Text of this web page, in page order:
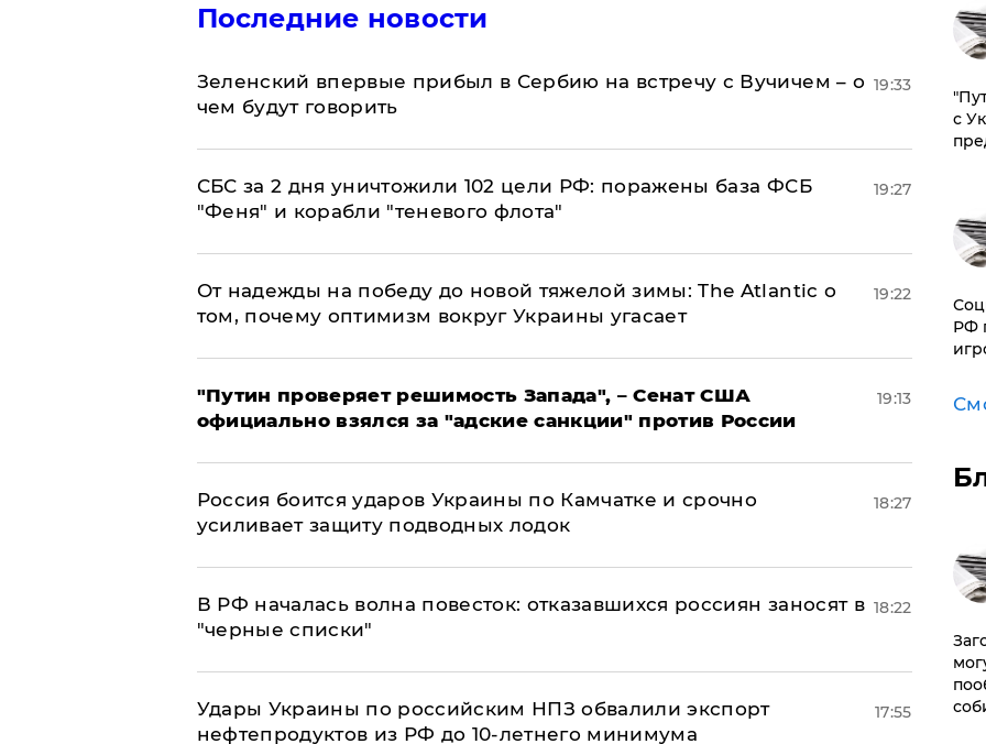
Последние новости
Зеленский впервые прибыл в Сербию на встречу с Вучичем – о
чем будут говорить
19:33
СБС за 2 дня уничтожили 102 цели РФ: поражены база ФСБ
"Феня" и корабли "теневого флота"
19:27
От надежды на победу до новой тяжелой зимы: The Atlantic о
том, почему оптимизм вокруг Украины угасает
19:22
"Путин проверяет решимость Запада", – Сенат США
официально взялся за "адские санкции" против России
19:13
Россия боится ударов Украины по Камчатке и срочно
усиливает защиту подводных лодок
18:27
​В РФ началась волна повесток: отказавшихся россиян заносят в
"черные списки"
18:22
Удары Украины по российским НПЗ обвалили экспорт
нефтепродуктов из РФ до 10-летнего минимума
17:55
с
РФ